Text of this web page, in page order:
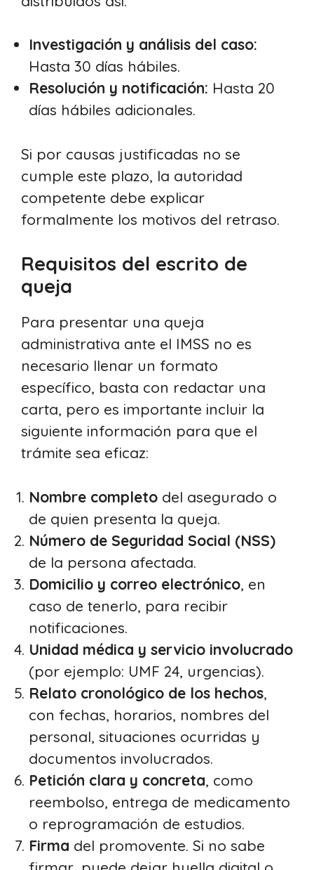
Investigación y análisis del caso:
Hasta 30 días hábiles.
Resolución y notificación: Hasta 20
días hábiles adicionales.
Si por causas justificadas no se
cumple este plazo, la autoridad
competente debe explicar
formalmente los motivos del retraso.
Requisitos del escrito de
queja
Para presentar una queja
administrativa ante el IMSS no es
necesario llenar un formato
específico, basta con redactar una
carta, pero es importante incluir la
siguiente información para que el
trámite sea eficaz:
Nombre completodel asegurado o
de quien presenta la queja.
Número de Seguridad Social (NSS)
de la persona afectada.
Domicilio y correo electrónico, en
caso de tenerlo, para recibir
notificaciones.
Unidad médica y servicio involucrado
(por ejemplo: UMF 24, urgencias).
Relato cronológico de los hechos,
con fechas, horarios, nombres del
personal, situaciones ocurridas y
documentos involucrados.
Petición clara y concreta, como
reembolso, entrega de medicamento
o reprogramación de estudios.
Firma del promovente. Si no sabe